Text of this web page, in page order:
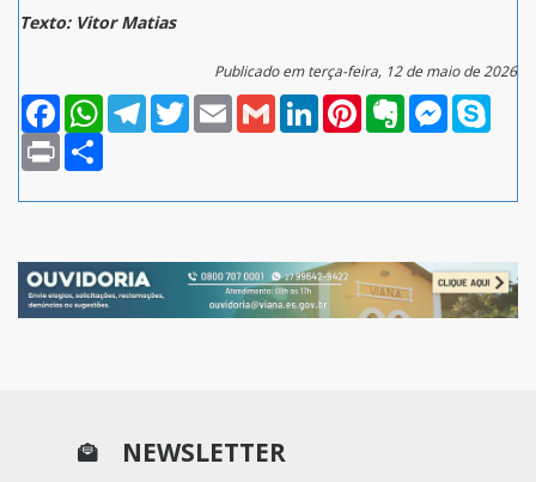
Texto: Vitor Matias
Publicado em terça-feira, 12 de maio de 2026
FacebookWhatsAppTelegramTwitterEmail Gmail LinkedInPinterestEvernoteMessenger
Print
NEWSLETTER